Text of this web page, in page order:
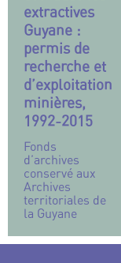
extractives
Guyane :
permis de
recherche et
d’exploitation
minières,
1992-2015
Fonds
d’archives
conservé aux
Archives
territoriales de
la Guyane